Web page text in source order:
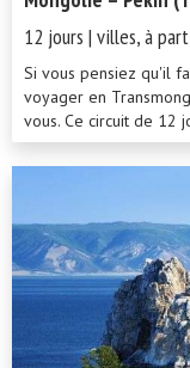
12 jours | villes, à
Si vous pensiez qu'il
voyager en
vous. Ce circuit de 12
tem...